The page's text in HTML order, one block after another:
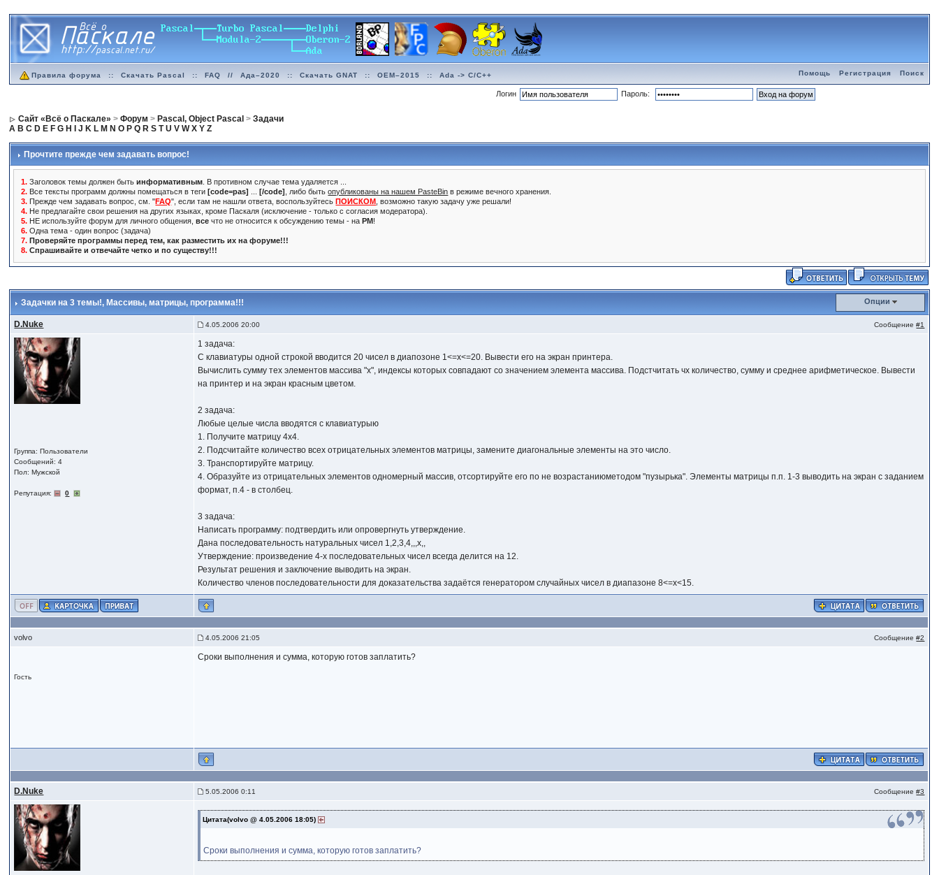
Правила форума :: Скачать Pascal :: FAQ // Ада–2020 :: Скачать GNAT :: OEM–2015 :: Ada -> C/C++ Помощь Регистрация Поиск
Логин Пароль:
Сайт «Всё о Паскале» >Форум > Pascal, Object Pascal >Задачи
A B C D E F G H J K L M N O P Q R S T U V W X Y Z
Прочтите прежде чем задавать вопрос!
1. Заголовок темы должен бытьинформативным . В противном случае тема удаляется ...
2. Все тексты программ должны помещаться в теги[code=pas] ...[/code] , либо бытьопубликованы на нашем PasteBin в режиме вечного хранения.
3. Прежде чем задавать вопрос, см. "FAQ", если там не нашли ответа, воспользуйтесьПОИСКОМ , возможно такую задачу уже решали!
4. Не предлагайте свои решения на других языках, кроме Паскаля (исключение - только с согласия модератора).
5. НЕ используйте форум для личного общения,все что не относится к обсуждению темы - наPM!
6. Одна тема - один вопрос (задача)
7. Проверяйте программы перед тем, как разместить их на форуме!!!
8. Спрашивайте и отвечайте четко и по существу!!!
Задачки на 3 темы!, Массивы, матрицы, программа!!! Опции
D.Nuke 4.05.2006 20:00 Сообщение#1
Группа: Пользователи
Сообщений: 4
Пол: Мужской
Репутация: 0
1 задача:
С клавиатуры одной строкой вводится 20 чисел в диапозоне 1<=x<=20. Вывести его на экран принтера.
Вычислить сумму тех элементов массива "х", индексы которых совпадают со значением элемента массива. Подстчитать чх количество, сумму и среднее арифметическое. Вывести
на принтер и на экран красным цветом.
2 задача:
Любые целые числа вводятся с клавиатурыю
1. Получите матрицу 4х4.
2. Подсчитайте количество всех отрицательных элементов матрицы, замените диагональные элементы на это число.
3. Транспортируйте матрицу.
4. Образуйте из отрицательных элементов одномерный массив, отсортируйте его по не возрастаниюметодом "пузырька". Элементы матрицы п.п. 1-3 выводить на экран с заданием
формат, п.4 - в столбец.
3 задача:
Написать программу: подтвердить или опровергнуть утверждение.
Дана последовательность натуральных чисел 1,2,3,4,,,х,,
Утверждение: произведение 4-х последовательных чисел всегда делится на 12.
Результат решения и заключение выводить на экран.
Количество членов последовательности для доказательства задаётся генератором случайных чисел в диапазоне 8<=x<15.
volvo 4.05.2006 21:05 Сообщение#2
Гость
Сроки выполнения и сумма, которую готов заплатить?
D.Nuke 5.05.2006 0:11 Сообщение#3
Цитата(volvo @ 4.05.2006 18:05)
Сроки выполнения и сумма, которую готов заплатить?